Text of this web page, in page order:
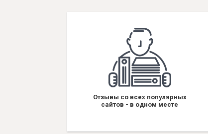
Отзывы со всех популярных
сайтов - в одном месте